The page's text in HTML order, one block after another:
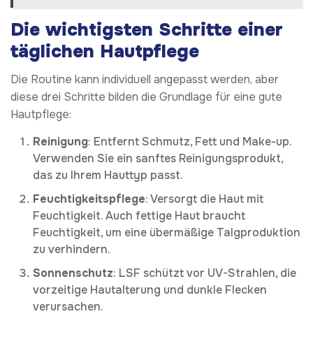
Die wichtigsten Schritte einer
täglichen Hautpflege
Die Routine kann individuell angepasst werden, aber
diese drei Schritte bilden die Grundlage für eine gute
Hautpflege:
Reinigung: Entfernt Schmutz, Fett und Make-up.
Verwenden Sie ein sanftes Reinigungsprodukt,
das zu Ihrem Hauttyp passt.
Feuchtigkeitspflege: Versorgt die Haut mit
Feuchtigkeit. Auch fettige Haut braucht
Feuchtigkeit, um eine übermäßige Talgproduktion
zu verhindern.
Sonnenschutz: LSF schützt vor UV-Strahlen, die
vorzeitige Hautalterung und dunkle Flecken
verursachen.